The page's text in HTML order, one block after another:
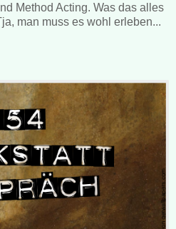
Method Acting. Was das alles
man muss es wohl erleben...